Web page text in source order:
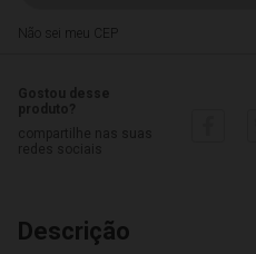
Não sei meu CEP
Descrição